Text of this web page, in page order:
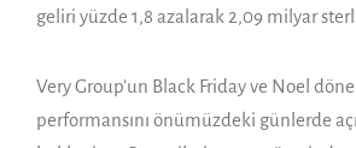
geliri yüzde 1,8 azalarak 2,09 milyar
Very Group’un Black Friday ve Noel
performansını önümüzdeki günlerde